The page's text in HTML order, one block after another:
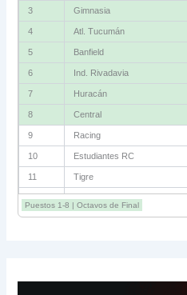
3 Gimnasia
4 Atl. Tucumán
5 Banfield
6 Ind. Rivadavia
7 Huracán
8 Central
9 Racing
10 Estudiantes RC
11 Tigre
12 Belgrano
13 Sarmiento
Puestos 1-8 | Octavos de Final